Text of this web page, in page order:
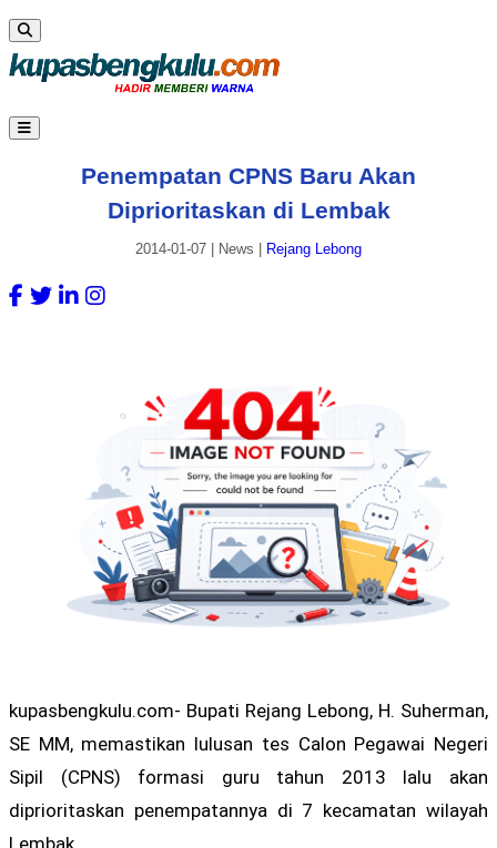
Penempatan CPNS Baru Akan
Diprioritaskan di Lembak
2014-01-07 News Rejang Lebong
kupasbengkulu.com- Bupati Rejang Lebong, H. Suherman,
SE MM, memastikan lulusan tes Calon Pegawai Negeri
Sipil (CPNS) formasi guru tahun 2013 lalu akan
diprioritaskan penempatannya di 7 kecamatan wilayah
Lembak.